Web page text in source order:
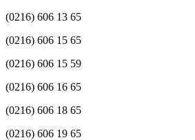
(0216) 606 13 65
(0216) 606 15 65
(0216) 606 15 59
(0216) 606 16 65
(0216) 606 18 65
(0216) 606 19 65